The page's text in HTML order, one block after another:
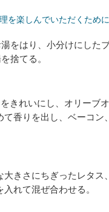
を楽しんでいただくために
をはり、小分けにした
捨てる。
きれいにし、オリーブオ
て香りを出し、ベーコン
大きさにちぎったレタス
れて混ぜ合わせる。